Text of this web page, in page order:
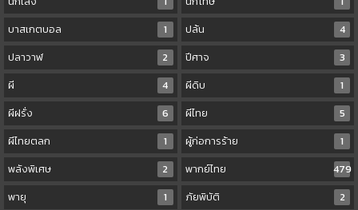
บาสเกตบอล
1 ปล้น
4
ปลาวาฬ
2 ปีศาจ
3
ผี
4 ผีดิบ
1
ผีฝรั่ง
6 ผีไทย
5
ผีไทยตลก
1 ผู้ก่อการร้าย
1
พลังพิเศษ
2 พากย์ไทย
479
พายุ
1 ภัยพิบัติ
2